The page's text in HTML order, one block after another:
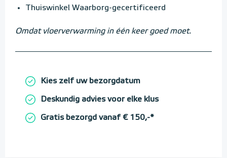
Thuiswinkel Waarborg-gecertificeerd
Omdat vloerverwarming in één keer goed moet.
Kies zelf uw bezorgdatum
Deskundig advies voor elke klus
Gratis bezorgd vanaf € 150,-*